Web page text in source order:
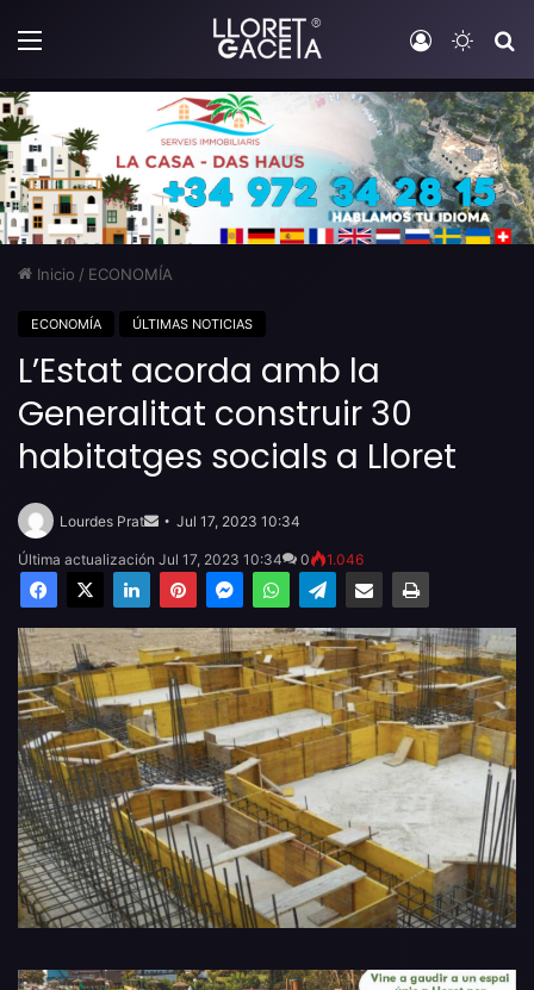
Menú Iniciar
Inicio / ECONOMÍA
ECONOMÍA ÚLTIMAS NOTICIAS
L’Estat acorda amb la
Generalitat construir 30
habitatges socials a Lloret
Lourdes Prat
email
Jul 17, 2023 10:34
Última actualización Jul 17, 2023 10:34 0 1.046
Facebook
X LinkedInPinterestMessengerWhatsAppTelegramCompartir por email Imprimir